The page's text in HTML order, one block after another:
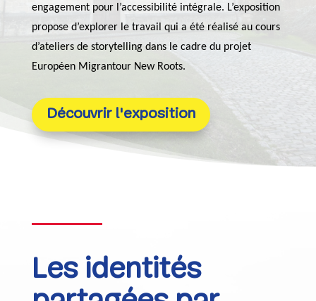
engagement pour l’accessibilité intégrale. L’exposition
propose d’explorer le travail qui a été réalisé au cours
d’ateliers de storytelling dans le cadre du projet
Européen Migrantour New Roots.
Découvrir l'exposition
Les identités